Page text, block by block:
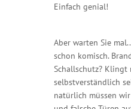
Einfach genial!
Aber warten Sie
schon komisch.
Schallschutz?
selbstverständlich
natürlich müssen